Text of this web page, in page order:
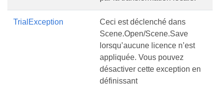
TrialException
Ceci est déclenché dans
Scene.Open/Scene.Save
lorsqu’aucune licence n’est
appliquée. Vous pouvez
désactiver cette exception en
définissant